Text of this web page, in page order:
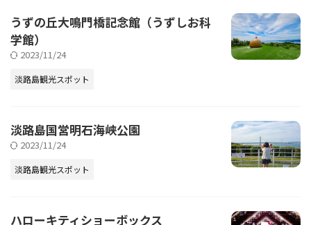
うずの丘大鳴門橋記念館（うずしお科
学館）
2023/11/24
淡路島観光スポット
淡路島国営明石海峡公園
2023/11/24
淡路島観光スポット
ハローキティショーボックス